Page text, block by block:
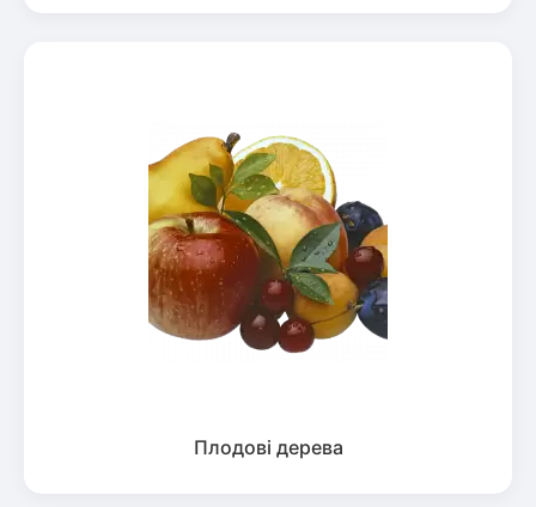
Плодові дерева